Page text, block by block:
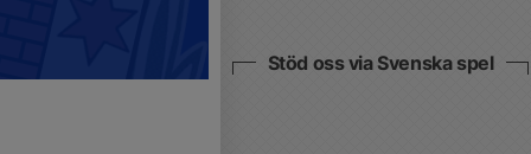
Stöd oss via Svenska spel